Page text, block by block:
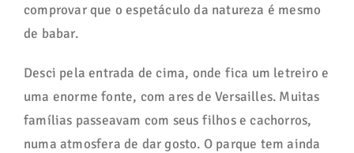
comprovar que o espetáculo da natureza é mesmo
de babar.
Desci pela entrada de cima, onde fica um letreiro e
uma enorme fonte, com ares de Versailles. Muitas
famílias passeavam com seus filhos e cachorros,
numa atmosfera de dar gosto. O parque tem ainda